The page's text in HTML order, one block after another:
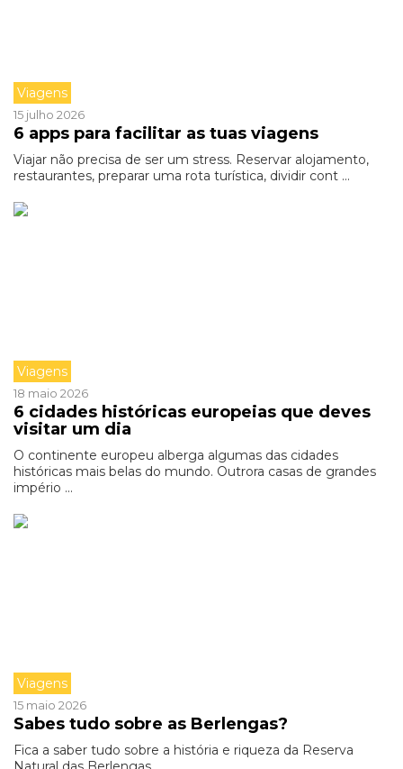
Viagens
15 julho 2026
6 apps para facilitar as tuas viagens
Viajar não precisa de ser um stress. Reservar alojamento,
restaurantes, preparar uma rota turística, dividir cont ...
Viagens
18 maio 2026
6 cidades históricas europeias que deves
visitar um dia
O continente europeu alberga algumas das cidades
históricas mais belas do mundo. Outrora casas de grandes
império ...
Viagens
15 maio 2026
Sabes tudo sobre as Berlengas?
Fica a saber tudo sobre a história e riqueza da Reserva